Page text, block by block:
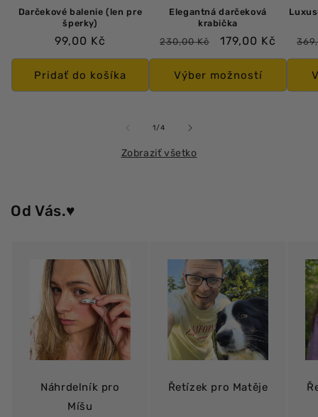
Darčekové balenie (len pre
šperky)
Bežná
cena
99,00 Kč
Pridať do košíka
Elegantná darčeková
krabička
Bežná
cena
230,00 Kč
Výpredajová
cena
179,00 Kč
Výber možností
1/z4
Zobraziť všetko
Od Vás.♥️
Náhrdelník pro
Míšu
Řetízek pro Matěje